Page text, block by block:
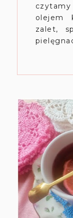
olejem
zalet,